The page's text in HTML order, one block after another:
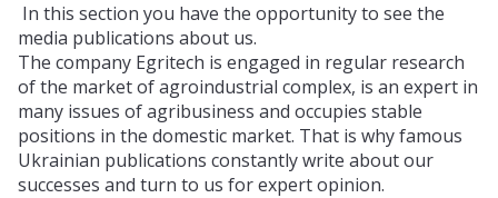
In this section you have the opportunity to see the
media publications about us.
The company Egritech is engaged in regular research
of the market of agroindustrial complex, is an expert in
many issues of agribusiness and occupies stable
positions in the domestic market. That is why famous
Ukrainian publications constantly write about our
successes and turn to us for expert opinion.